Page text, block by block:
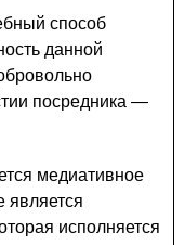
способ
данной
посредника —
медиативное
является
исполняется